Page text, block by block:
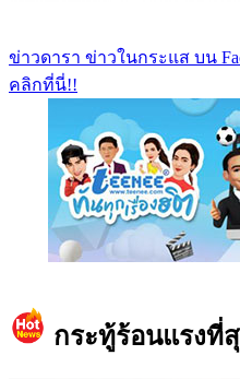
ข่าวดารา ข่าวในกระแส บน
คลิกที่นี่!!
กระทู้ร้อนแรงที่